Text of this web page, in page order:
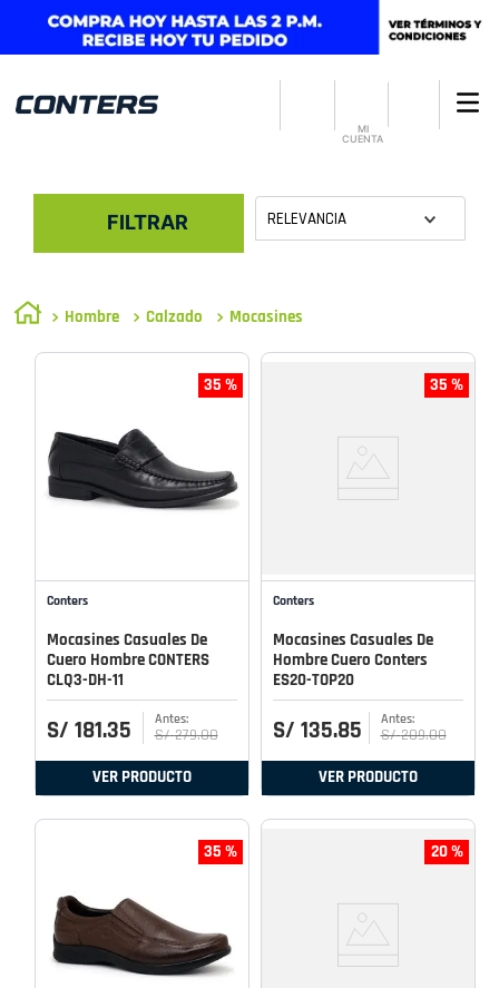
MI
CUENTA
FILTRAR RELEVANCIA
Hombre Calzado Mocasines
35 %
Conters
Mocasines Casuales De
Cuero Hombre CONTERS
CLQ3-DH-11
S/ 181.35 S/ 279.00
VER PRODUCTO
35 %
Conters
Mocasines Casuales De
Hombre Cuero Conters
ES20-TOP20
S/ 135.85 S/ 209.00
VER PRODUCTO
35 % 20 %